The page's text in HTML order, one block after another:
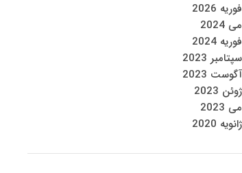
فوریه 2026
می 2024
فوریه 2024
سپتامبر 2023
آگوست 2023
ژوئن 2023
می 2023
ژانویه 2020